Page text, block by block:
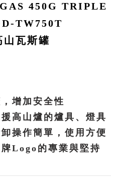
450G TRIPLE
TW750T
山瓦斯罐
增加安全性
高山爐的爐具、燈具
操作簡單，使用方便
Logo的專業與堅持